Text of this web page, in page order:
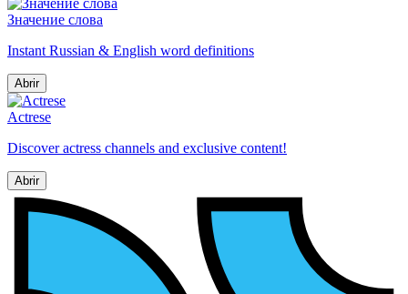
Значение слова
Instant Russian & English word definitions
Abrir
Actrese
Discover actress channels and exclusive content!
Abrir